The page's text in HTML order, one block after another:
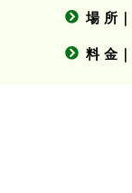
場 所｜
料 金｜